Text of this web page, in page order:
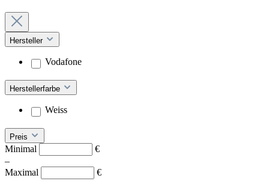
Hersteller
Vodafone
Herstellerfarbe
Weiss
Preis
Minimal
€
–
Maximal
€